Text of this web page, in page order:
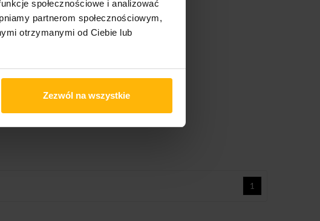
społecznościowe i analizować
partnerom społecznościowym,
otrzymanymi od Ciebie lub
Zezwól na wszystkie
1